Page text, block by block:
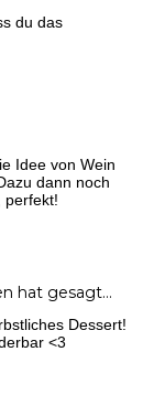
du das
Idee von Wein
dann noch
perfekt!
hat gesagt…
Dessert!
<3